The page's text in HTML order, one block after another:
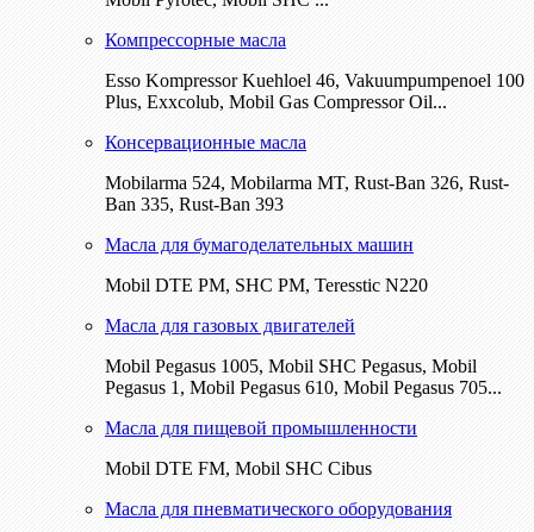
Компрессорные масла
Esso Kompressor Kuehloel 46, Vakuumpumpenoel 100
Plus, Exxcolub, Mobil Gas Compressor Oil...
Консервационные масла
Mobilarma 524, Mobilarma MT, Rust-Ban 326, Rust-
Ban 335, Rust-Ban 393
Масла для бумагоделательных машин
Mobil DTE РМ, SHC PM, Teresstic N220
Масла для газовых двигателей
Mobil Pegasus 1005, Mobil SHC Pegasus, Mobil
Pegasus 1, Mobil Pegasus 610, Mobil Pegasus 705...
Масла для пищевой промышленности
Mobil DTE FM, Mobil SHC Cibus
Масла для пневматического оборудования